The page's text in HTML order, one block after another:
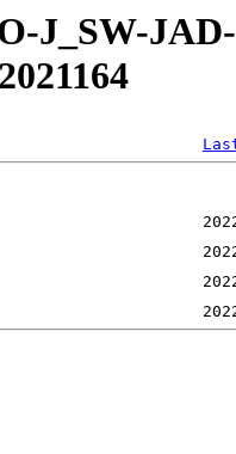
J_SW-